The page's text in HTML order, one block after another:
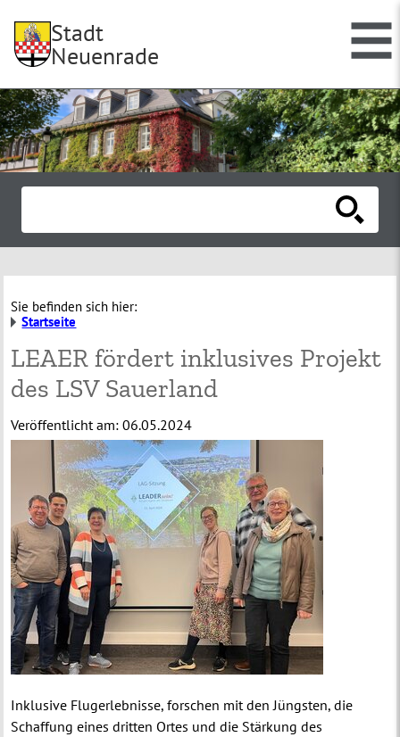
Stadt
Neuenrade
Sie befinden sich hier:
Startseite
LEAER fördert inklusives Projekt
des LSV Sauerland
Veröffentlicht am: 06.05.2024
Inklusive Flugerlebnisse, forschen mit den Jüngsten, die
Schaffung eines dritten Ortes und die Stärkung des